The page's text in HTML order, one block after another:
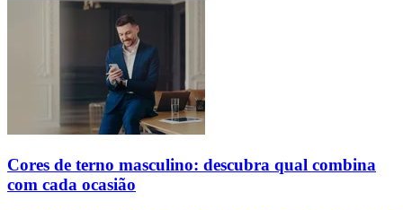
Cores de terno masculino: descubra qual combina
com cada ocasião